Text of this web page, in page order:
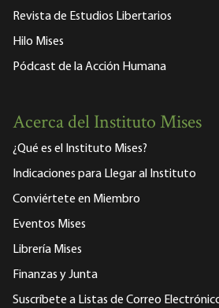
Revista de Estudios Libertarios
Hilo Mises
Pódcast de la Acción Humana
Acerca del Instituto Mises
¿Qué es el Instituto Mises?
Indicaciones para Llegar al Instituto
Conviértete en Miembro
Eventos Mises
Librería Mises
Finanzas y Junta
Suscríbete a Listas de Correo